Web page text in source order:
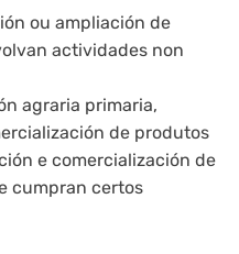
ou ampliación de
actividades non
agraria primaria,
de produtos
e comercialización de
cumpran certos